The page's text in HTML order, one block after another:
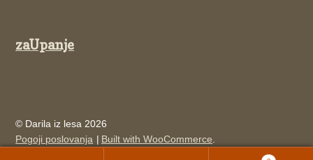
zaUpanje
© Darila iz lesa 2026
Pogoji poslovanja
Built with WooCommerce